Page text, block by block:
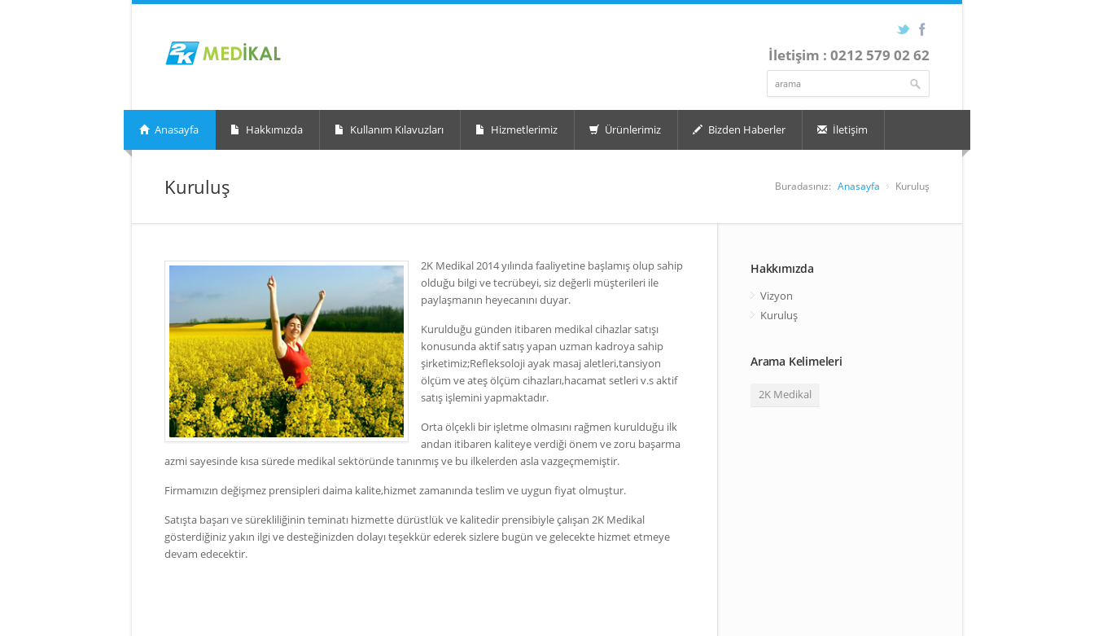
İletişim : 0212 579 02 62
Anasayfa Hakkımızda Kullanım Kılavuzları Hizmetlerimiz Ürünlerimiz Bizden Haberler İletişim
Kuruluş Buradasınız: Anasayfa Kuruluş
2K Medikal 2014 yılında faaliyetine başlamış olup sahip
olduğu bilgi ve tecrübeyi, siz değerli müşterileri ile
paylaşmanın heyecanını duyar.
Kurulduğu günden itibaren medikal cihazlar satışı
konusunda aktif satış yapan uzman kadroya sahip
şirketimiz;Refleksoloji ayak masaj aletleri,tansiyon
ölçüm ve ateş ölçüm cihazları,hacamat setleri v.s aktif
satış işlemini yapmaktadır.
Orta ölçekli bir işletme olmasını rağmen kurulduğu ilk
andan itibaren kaliteye verdiği önem ve zoru başarma
azmi sayesinde kısa sürede medikal sektöründe tanınmış ve bu ilkelerden asla vazgeçmemiştir.
Firmamızın değişmez prensipleri daima kalite,hizmet zamanında teslim ve uygun fiyat olmuştur.
Satışta başarı ve sürekliliğinin teminatı hizmette dürüstlük ve kalitedir prensibiyle çalışan 2K Medikal
gösterdiğiniz yakın ilgi ve desteğinizden dolayı teşekkür ederek sizlere bugün ve gelecekte hizmet etmeye
devam edecektir.
Hakkımızda
Vizyon
Kuruluş
Arama Kelimeleri
2K Medikal